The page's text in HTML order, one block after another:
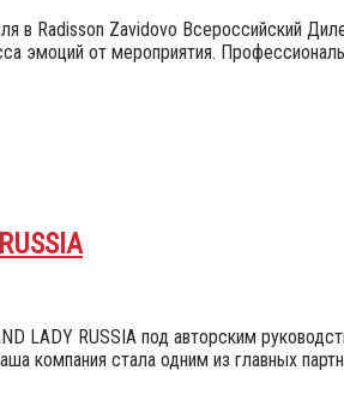
в Radisson Zavidovo Всероссийский
эмоций от мероприятия.
LADY RUSSIA под авторским
компания стала одним из главных